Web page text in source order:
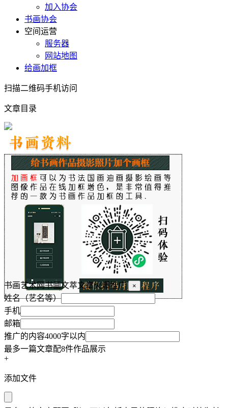
加入协会
书画协会
空间运营
服务器
网站地图
给画加框
扫描二维码手机访问
文章目录
书画艺术网书画文萃文章火爆推广 ×
姓名（艺名等）
手机
邮箱
推广的内容4000字以内
最多一篇文章配8件作品展示
+
添加文件